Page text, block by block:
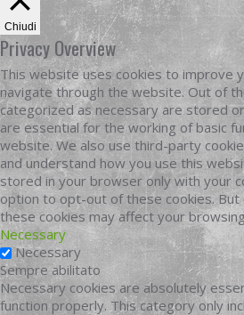
Chiudi
Privacy Overview
This website uses cookies to improve
navigate through the website. Out of
categorized as necessary are stored
are essential for the working of basic
website. We also use third-party
and understand how you use this
stored in your browser only with your
option to opt-out of these cookies.
these cookies may affect your
Necessary
Necessary
Sempre abilitato
Necessary cookies are absolutely
function properly. This category only